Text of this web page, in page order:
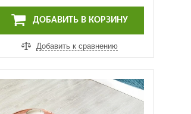
ДОБАВИТЬ В КОРЗИНУ
Добавить к сравнению